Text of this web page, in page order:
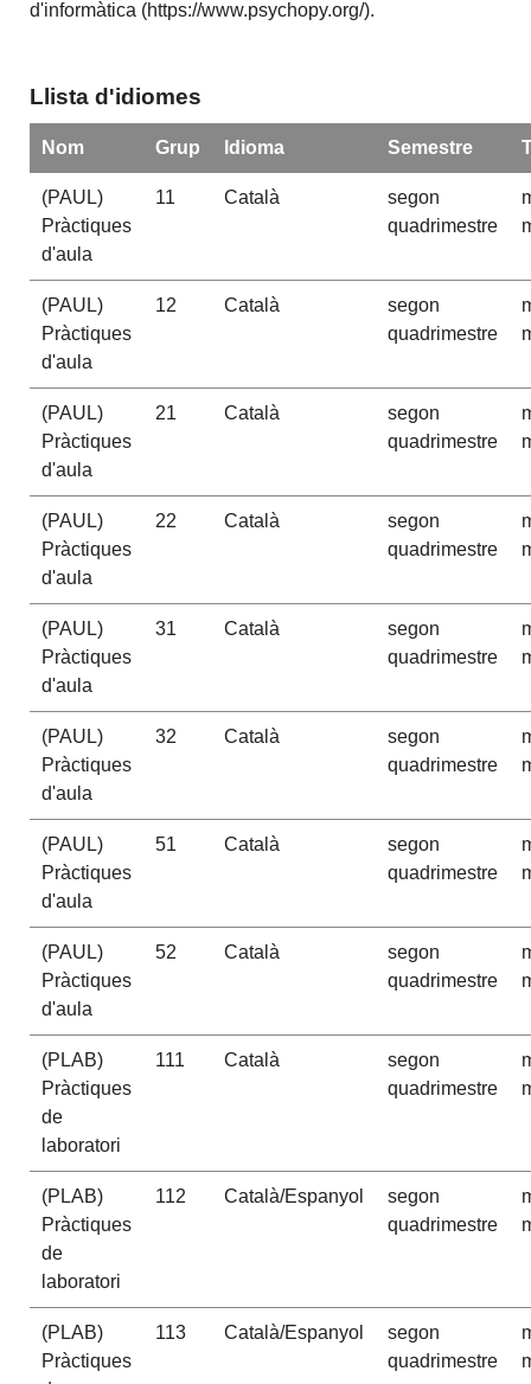
d'informàtica (https://www.psychopy.org/).
Llista d'idiomes
Nom Grup Idioma Semestre
(PAUL)
Pràctiques
d'aula
11 Català
segon
quadrimestre
(PAUL)
Pràctiques
d'aula
12 Català
segon
quadrimestre
(PAUL)
Pràctiques
d'aula
21 Català
segon
quadrimestre
(PAUL)
Pràctiques
d'aula
22 Català
segon
quadrimestre
(PAUL)
Pràctiques
d'aula
31 Català
segon
quadrimestre
(PAUL)
Pràctiques
d'aula
32 Català
segon
quadrimestre
(PAUL)
Pràctiques
d'aula
51 Català
segon
quadrimestre
(PAUL)
Pràctiques
d'aula
52 Català
segon
quadrimestre
(PLAB)
Pràctiques
de
laboratori
111 Català
segon
quadrimestre
(PLAB)
Pràctiques
de
laboratori
112 Català/Espanyol
segon
quadrimestre
(PLAB)
Pràctiques
113 Català/Espanyol
segon
quadrimestre